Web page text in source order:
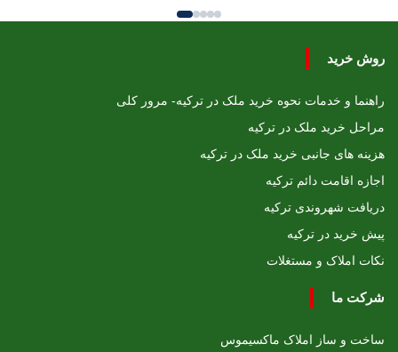
روش خرید
راهنما و خدمات نحوه خرید ملک در ترکیه- مرور کلی
مراحل خرید ملک در ترکیه
هزینه های جانبی خرید ملک در ترکیه
اجازه اقامت دائم ترکیه
دریافت شهروندی ترکیه
پیش خرید در ترکیه
نکات املاک و مستغلات
شرکت ما
ساخت و ساز املاک ماکسیموس